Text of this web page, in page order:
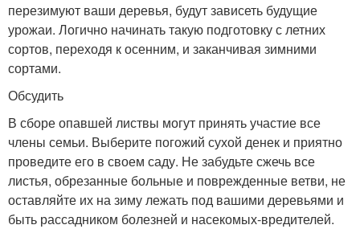
перезимуют ваши деревья, будут зависеть будущие
урожаи. Логично начинать такую подготовку с летних
сортов, переходя к осенним, и заканчивая зимними
сортами.
Обсудить
В сборе опавшей листвы могут принять участие все
члены семьи. Выберите погожий сухой денек и приятно
проведите его в своем саду. Не забудьте сжечь все
листья, обрезанные больные и поврежденные ветви, не
оставляйте их на зиму лежать под вашими деревьями и
быть рассадником болезней и насекомых-вредителей.